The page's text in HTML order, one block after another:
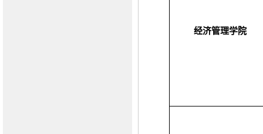
经济管理学院